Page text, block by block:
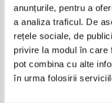
anunțurile, pentru a
a analiza traficul. De
rețele sociale, de
privire la modul în care
pot combina cu alte
în urma folosirii
Richard Morgan - Broken